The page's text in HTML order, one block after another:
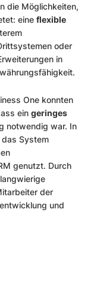
die Möglichkeiten,
eine flexible
oder
in
One konnten
ein geringes
notwendig war. In
System
genutzt. Durch
der
und